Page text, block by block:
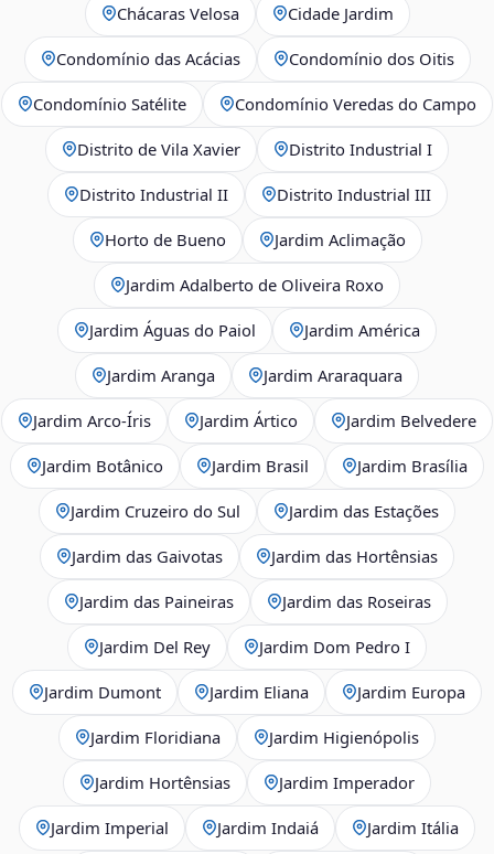
Chácaras Velosa Cidade Jardim
Condomínio das Acácias Condomínio dos Oitis
Condomínio Satélite Condomínio Veredas do Campo
Distrito de Vila Xavier Distrito Industrial I
Distrito Industrial II Distrito Industrial III
Horto de Bueno Jardim Aclimação
Jardim Adalberto de Oliveira Roxo
Jardim Águas do Paiol Jardim América
Jardim Aranga Jardim Araraquara
Jardim Arco‑Íris Jardim Ártico Jardim Belvedere
Jardim Botânico Jardim Brasil Jardim Brasília
Jardim Cruzeiro do Sul Jardim das Estações
Jardim das Gaivotas Jardim das Hortênsias
Jardim das Paineiras Jardim das Roseiras
Jardim Del Rey Jardim Dom Pedro I
Jardim Dumont Jardim Eliana Jardim Europa
Jardim Floridiana Jardim Higienópolis
Jardim Hortênsias Jardim Imperador
Jardim Imperial Jardim Indaiá Jardim Itália